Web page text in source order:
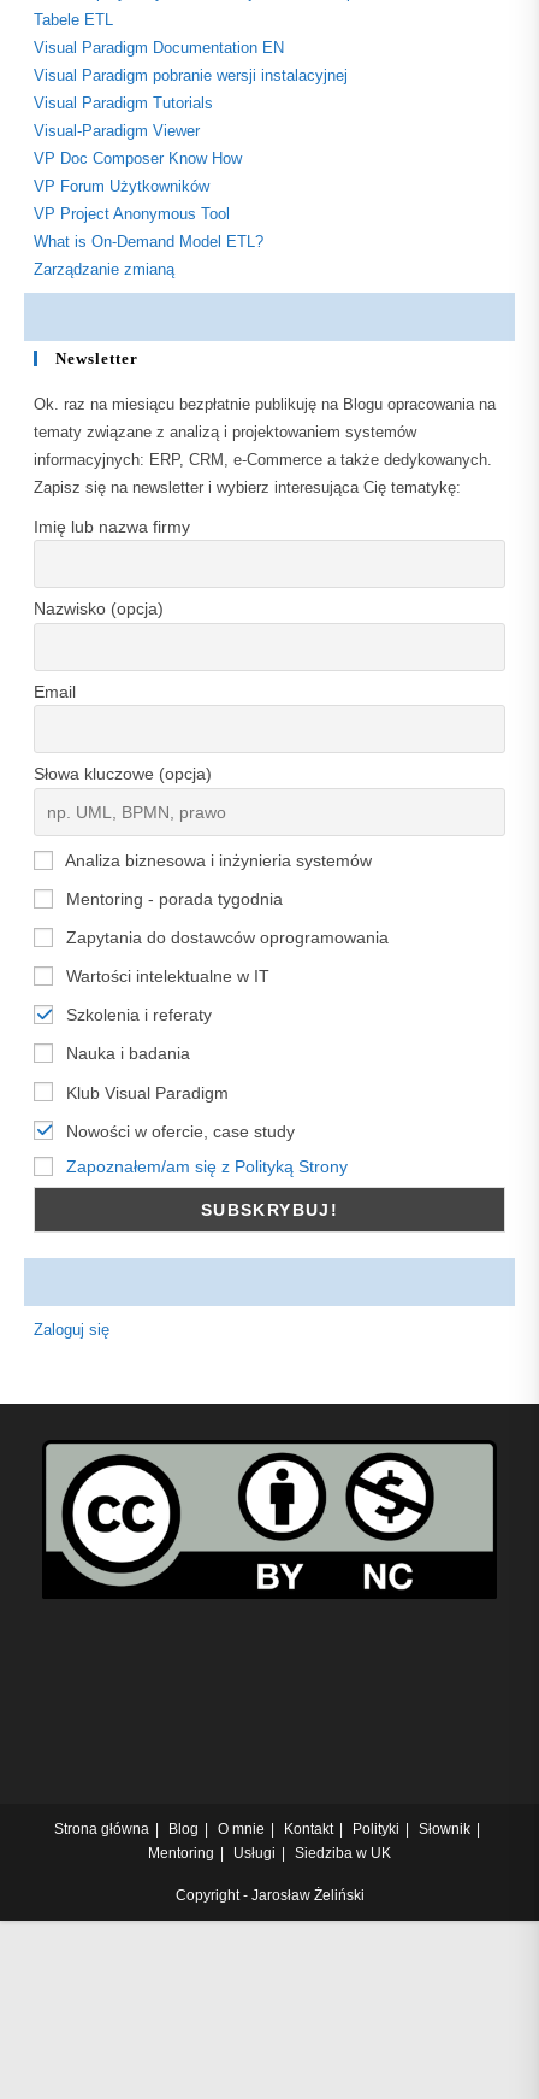
Tabele ETL
Visual Paradigm Documentation EN
Visual Paradigm pobranie wersji instalacyjnej
Visual Paradigm Tutorials
Visual-Paradigm Viewer
VP Doc Composer Know How
VP Forum Użytkowników
VP Project Anonymous Tool
What is On-Demand Model ETL?
Zarządzanie zmianą
Newsletter
Ok. raz na miesiącu bezpłatnie publikuję na Blogu opracowania na
tematy związane z analizą i projektowaniem systemów
informacyjnych: ERP, CRM, e-Commerce a także dedykowanych.
Zapisz się na newsletter i wybierz interesująca Cię tematykę:
Imię lub nazwa firmy
Nazwisko (opcja)
Email
Słowa kluczowe (opcja)
Analiza biznesowa i inżynieria systemów
Mentoring - porada tygodnia
Zapytania do dostawców oprogramowania
Wartości intelektualne w IT
Szkolenia i referaty
Nauka i badania
Klub Visual Paradigm
Nowości w ofercie, case study
Zapoznałem/am się z Polityką Strony
Zaloguj się
Strona główna Blog O mnie Kontakt Polityki
Słownik
Mentoring
Usługi Siedziba w UK
Copyright - Jarosław Żeliński